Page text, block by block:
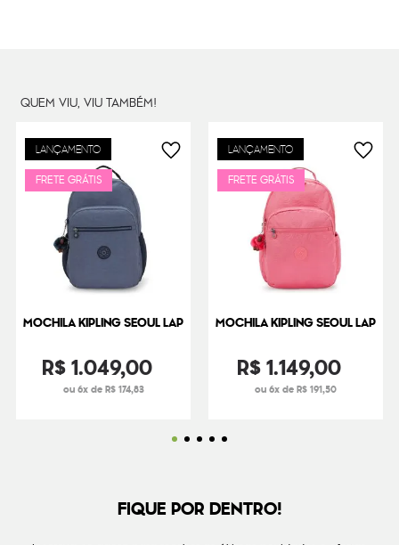
QUEM VIU, VIU TAMBÉM!
LANÇAMENTO
FRETE GRÁTIS
MOCHILA KIPLING SEOUL LAP
R$1.049,00
ou 6x de R$ 174,83
LANÇAMENTO
FRETE GRÁTIS
MOCHILA KIPLING SEOUL LAP
R$1.149,00
ou 6x de R$ 191,50
FIQUE POR DENTRO!